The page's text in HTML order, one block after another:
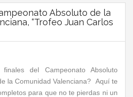
Absoluto de la
“Trofeo Juan Carlos
del Campeonato Absoluto
la Comunidad Valenciana? Aquí te
para que no te pierdas ni un